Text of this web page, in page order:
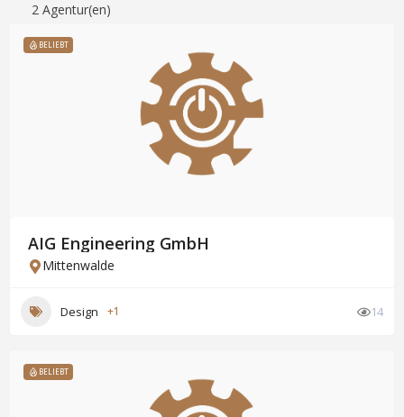
2 Agentur(en)
BELIEBT
AIG Engineering GmbH
Mittenwalde
Design +1 14
BELIEBT